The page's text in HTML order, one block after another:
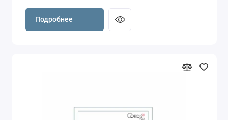
Подробнее